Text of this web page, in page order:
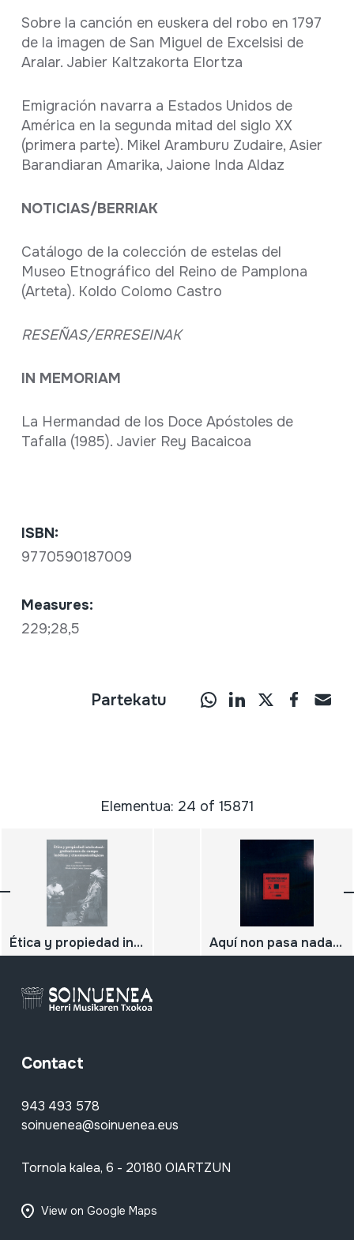
Sobre la canción en euskera del robo en 1797
de la imagen de San Miguel de Excelsisi de
Aralar. Jabier Kaltzakorta Elortza
Emigración navarra a Estados Unidos de
América en la segunda mitad del siglo XX
(primera parte). Mikel Aramburu Zudaire, Asier
Barandiaran Amarika, Jaione Inda Aldaz
NOTICIAS/BERRIAK
Catálogo de la colección de estelas del
Museo Etnográfico del Reino de Pamplona
(Arteta). Koldo Colomo Castro
RESEÑAS/ERRESEINAK
IN MEMORIAM
La Hermandad de los Doce Apóstoles de
Tafalla (1985). Javier Rey Bacaicoa
ISBN:
9770590187009
Measures:
229;28,5
Partekatu
Elementua: 24 of 15871
Ética y propiedad intelectual: grabaciones de campo inéditas y etnomusicológicas Aquí non pasa nada, historias musicais de Lugo
Contact
943 493 578
soinuenea@soinuenea.eus
Tornola kalea, 6 - 20180 OIARTZUN
View on Google Maps